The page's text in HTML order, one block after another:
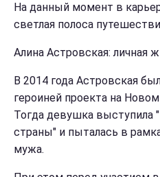
На данный момент в
светлая полоса
Алина Астровская: личная
В 2014 года Астровская
героиней проекта на Новом
Тогда девушка выступила
страны" и пыталась в
мужа.